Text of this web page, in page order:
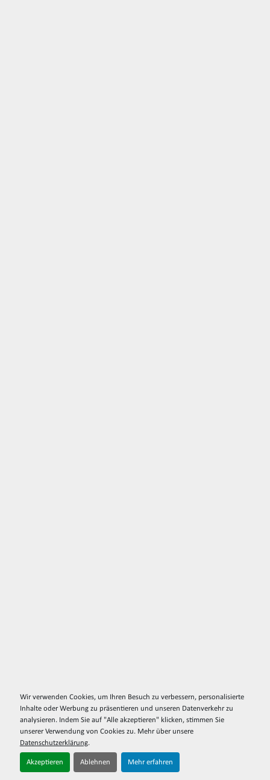
Wir verwenden Cookies, um Ihren Besuch zu verbessern, personalisierte
Inhalte oder Werbung zu präsentieren und unseren Datenverkehr zu
analysieren. Indem Sie auf "Alle akzeptieren" klicken, stimmen Sie
unserer Verwendung von Cookies zu. Mehr über unsere
Datenschutzerklärung.
Akzeptieren Ablehnen Mehr erfahren